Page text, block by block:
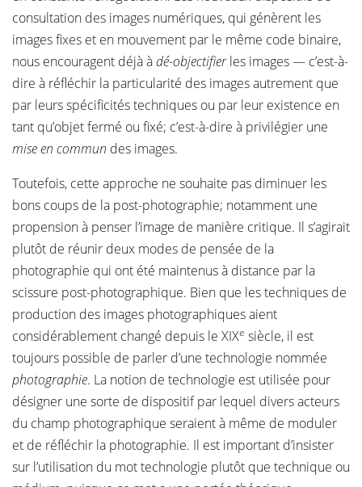
consultation des images numériques, qui génèrent les
images fixes et en mouvement par le même code binaire,
nous encouragent déjà àdé-objectifierles images — c’est-à-
dire à réfléchir la particularité des images autrement que
par leurs spécificités techniques ou par leur existence en
tant qu’objet fermé ou fixé; c’est-à-dire à privilégier une
mise en commun des images.
Toutefois, cette approche ne souhaite pas diminuer les
bons coups de la post-photographie; notamment une
propension à penser l’image de manière critique. Il s’agirait
plutôt de réunir deux modes de pensée de la
photographie qui ont été maintenus à distance par la
scissure post-photographique. Bien que les techniques de
production des images photographiques aient
considérablement changé depuis le XIXe siècle, il est
toujours possible de parler d’une technologie nommée
photographie. La notion de technologie est utilisée pour
désigner une sorte de dispositif par lequel divers acteurs
du champ photographique seraient à même de moduler
et de réfléchir la photographie. Il est important d’insister
sur l’utilisation du mot technologie plutôt que technique ou